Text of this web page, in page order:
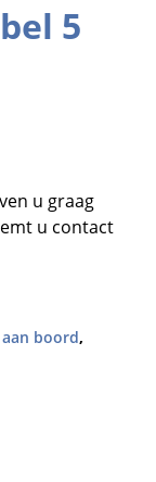
5
u graag
u contact
boord,